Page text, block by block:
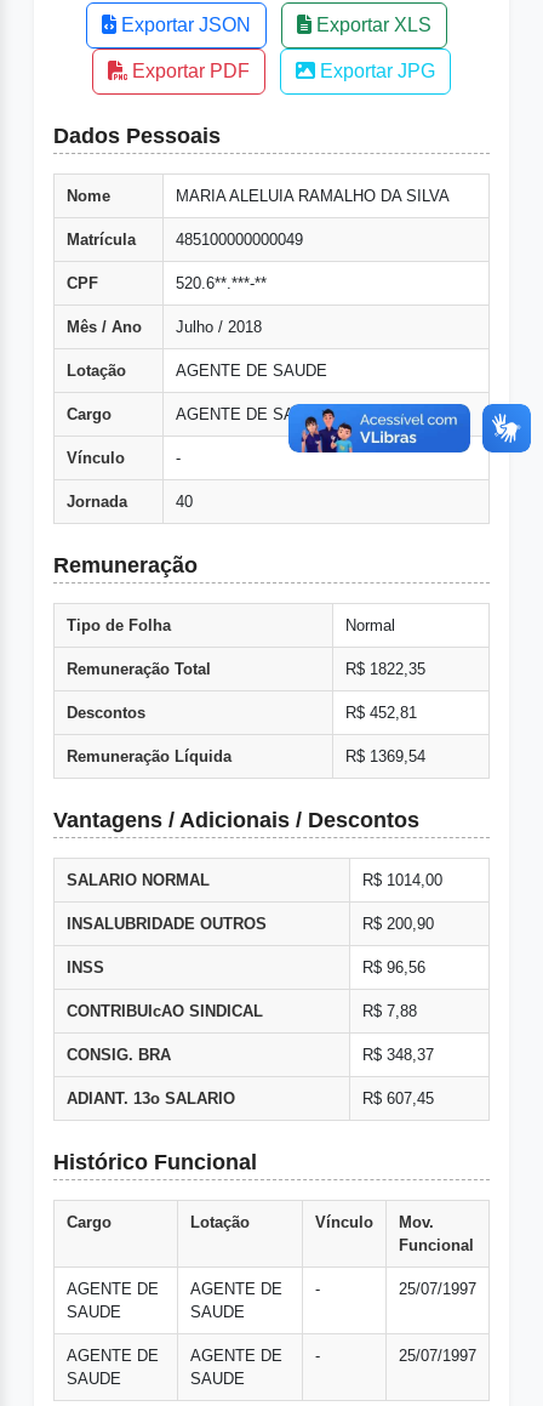
Exportar JSON Exportar XLS
Exportar PDF Exportar JPG
Dados Pessoais
Nome MARIA ALELUIA RAMALHO DA SILVA
Matrícula 485100000000049
CPF 520.6**.***-**
Mês / Ano Julho / 2018
Lotação AGENTE DE SAUDE
Cargo AGENTE DE SAUDE
Vínculo -
Jornada 40
Remuneração
Tipo de Folha Normal
Remuneração Total R$ 1822,35
Descontos R$ 452,81
Remuneração Líquida R$ 1369,54
Vantagens / Adicionais / Descontos
SALARIO NORMAL R$ 1014,00
INSALUBRIDADE OUTROS R$ 200,90
INSS R$ 96,56
CONTRIBUIcAO SINDICAL R$ 7,88
CONSIG. BRA R$ 348,37
ADIANT. 13o SALARIO R$ 607,45
Histórico Funcional
Cargo Lotação Vínculo
Mov.
Funcional
AGENTE DE
SAUDE
AGENTE DE
SAUDE
- 25/07/1997
AGENTE DE
SAUDE
AGENTE DE
SAUDE
- 25/07/1997